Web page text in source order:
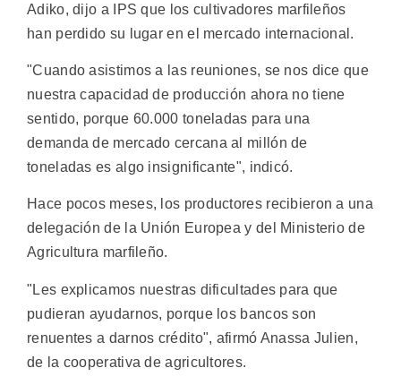
Adiko, dijo a IPS que los cultivadores marfileños
han perdido su lugar en el mercado internacional.
"Cuando asistimos a las reuniones, se nos dice que
nuestra capacidad de producción ahora no tiene
sentido, porque 60.000 toneladas para una
demanda de mercado cercana al millón de
toneladas es algo insignificante", indicó.
Hace pocos meses, los productores recibieron a una
delegación de la Unión Europea y del Ministerio de
Agricultura marfileño.
"Les explicamos nuestras dificultades para que
pudieran ayudarnos, porque los bancos son
renuentes a darnos crédito", afirmó Anassa Julien,
de la cooperativa de agricultores.